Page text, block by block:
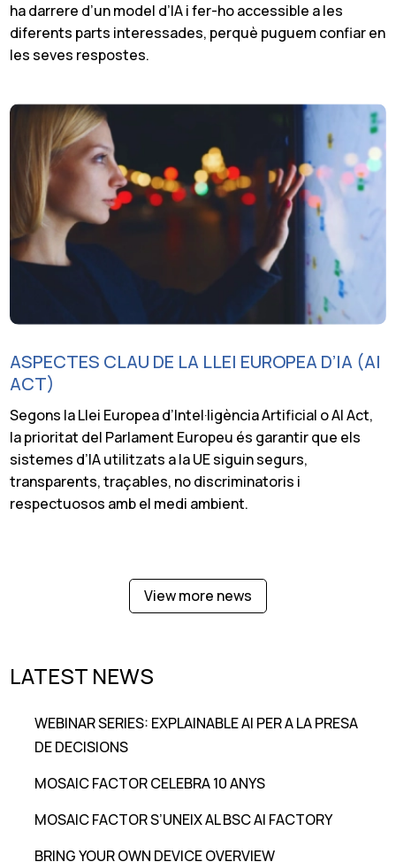
ha darrere d’un model d’IA i fer-ho accessible a les
diferents parts interessades, perquè puguem confiar en
les seves respostes.
ASPECTES CLAU DE LA LLEI EUROPEA D’IA (AI
ACT)
Segons la Llei Europea d’Intel·ligència Artificial o AI Act,
la prioritat del Parlament Europeu és garantir que els
sistemes d’IA utilitzats a la UE siguin segurs,
transparents, traçables, no discriminatoris i
respectuosos amb el medi ambient.
View more news
LATEST NEWS
WEBINAR SERIES: EXPLAINABLE AI PER A LA PRESA
DE DECISIONS
MOSAIC FACTOR CELEBRA 10 ANYS
MOSAIC FACTOR S’UNEIX AL BSC AI FACTORY
BRING YOUR OWN DEVICE OVERVIEW